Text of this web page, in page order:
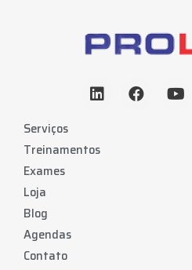
Serviços
Treinamentos
Exames
Loja
Blog
Agendas
Contato